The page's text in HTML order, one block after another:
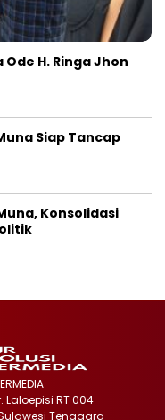
H. Ringa Jhon
Siap Tancap
Konsolidasi
Laloepisi RT 004
Tenggara